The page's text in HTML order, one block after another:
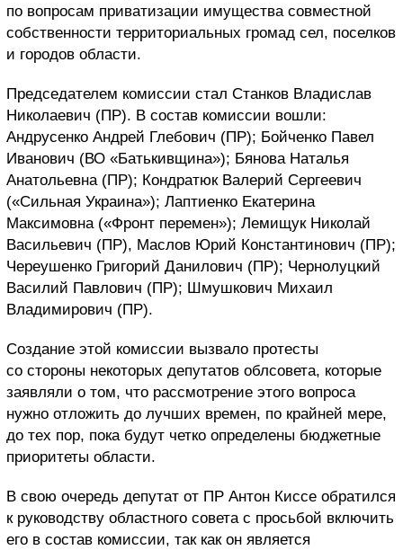
по вопросам приватизации имущества совместной
собственности территориальных громад сел, поселков
и городов области.
Председателем комиссии стал Станков Владислав
Николаевич (ПР). В состав комиссии вошли:
Андрусенко Андрей Глебович (ПР); Бойченко Павел
Иванович (ВО «Батькивщина»); Бянова Наталья
Анатольевна (ПР); Кондратюк Валерий Сергеевич
(«Сильная Украина»); Лаптиенко Екатерина
Максимовна («Фронт перемен»); Лемищук Николай
Васильевич (ПР), Маслов Юрий Константинович (ПР);
Череушенко Григорий Данилович (ПР); Чернолуцкий
Василий Павлович (ПР); Шмушкович Михаил
Владимирович (ПР).
Создание этой комиссии вызвало протесты
со стороны некоторых депутатов облсовета, которые
заявляли о том, что рассмотрение этого вопроса
нужно отложить до лучших времен, по крайней мере,
до тех пор, пока будут четко определены бюджетные
приоритеты области.
В свою очередь депутат от ПР Антон Киссе обратился
к руководству областного совета с просьбой включить
его в состав комиссии, так как он является